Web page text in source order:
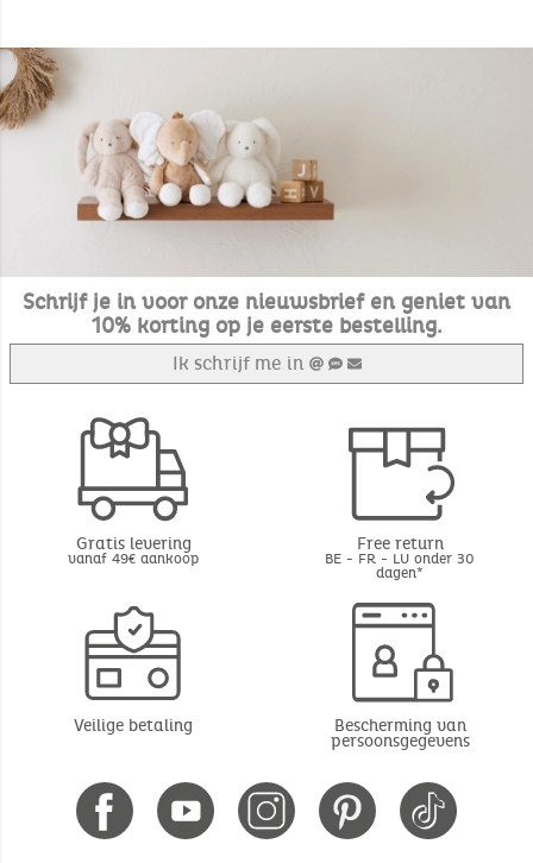
Schrijf je in voor onze nieuwsbrief en geniet van
10% korting op je eerste bestelling.
Ik schrijf me in
Gratis levering
vanaf 49€ aankoop
Free return
BE - FR - LU onder 30
dagen*
Veilige betaling Bescherming van
persoonsgegevens